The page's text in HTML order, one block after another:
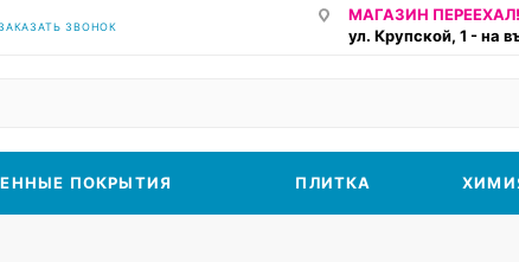
ЗВОНОК
МАГАЗИН
ул. Крупской, 1 - на
ПОКРЫТИЯ ПЛИТКА